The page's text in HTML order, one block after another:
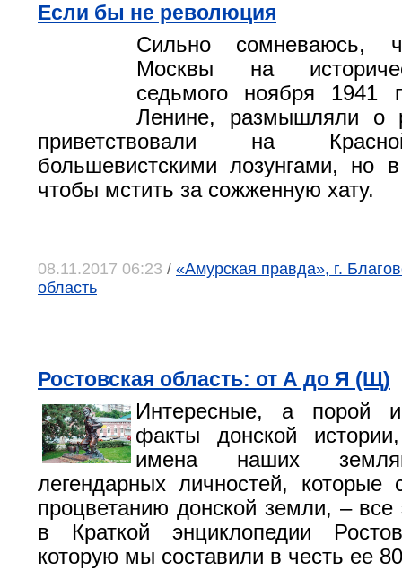
Если бы не революция
Сильно сомневаюсь,
Москвы на
седьмого ноября 1941
Ленине, размышляли о
приветствовали на
большевистскими лозунгами, но
чтобы мстить за сожженную хату.
08.11.2017 06:23 / «Амурская правда», г.
область
Ростовская область: от А до Я (Щ)
Интересные, а порой
факты донской
имена наших
легендарных личностей, которые
процветанию донской земли, – все
в Краткой энциклопедии
которую мы составили в честь ее